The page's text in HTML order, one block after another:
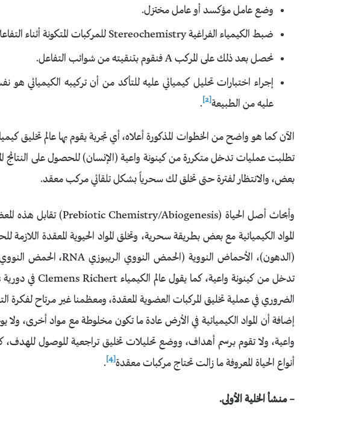
وضع عامل مؤكسد أو عامل مختزل.
ضبط الكيمياء الفراغية Stereochemistry للمركبات المتكونة أثناء التفاعلات.
نحصل بعد ذلك على المركب A فنقوم بتنقيته من شوائب التفاعل.
إجراء اختبارات تحليل كيميائي عليه للتأكد من أن تركيبه الكيميائي
عليه من الطبيعة[2]
.
الآن كما هو واضح من الخطوات المذكورة أعلاه، أي تجربة يقوم بها عالم
تطلبت عمليات تدخل متكررة من كينونة واعية (الإنسان) للحصول على النتائج
بعض، والانتظار لفترة حتى تخلق لك سحرياً بشكل تلقائي مركب معقد.
المواد الكيميائية مع بعض بطريقة سحرية، وتخلق المواد الحيوية المعقدة اللازمة
الضروري في عملية تخليق المركبات العضوية المعقدة، ومعظمنا غير مرتاح لفكرة
إضافة أن المواد الكيميائية في الأرض عادة ما تكون مخلوطة مع مواد أخرى، ولا
واعية، ولا تقوم برسم أهداف، ووضع تحليلات تخليق تراجعية للوصول للهدف،
أنواع الحياة المعروفة ما زالت تحتاج مركبات معقدة[4]
.
– منشأ الخلية الأولى.